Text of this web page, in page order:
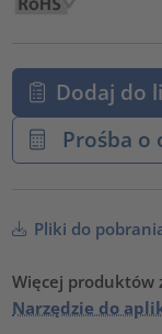
Dodaj do
Prośba o
Pliki do
Więcej produktów
Narzędzie do